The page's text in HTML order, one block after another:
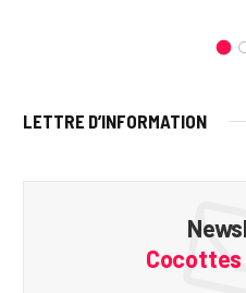
LETTRE D’INFORMATION
Cocottes